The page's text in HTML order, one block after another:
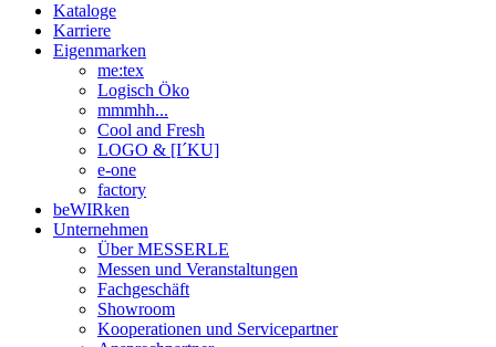
Kataloge
Karriere
Eigenmarken
me:tex
Logisch Öko
mmmhh...
Cool and Fresh
LOGO & [I´KU]
e-one
factory
beWIRken
Unternehmen
Über MESSERLE
Messen und Veranstaltungen
Fachgeschäft
Showroom
Kooperationen und Servicepartner